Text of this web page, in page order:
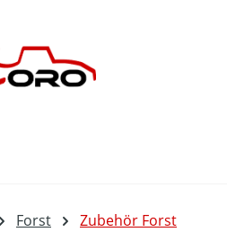
Forst Zubehör Forst